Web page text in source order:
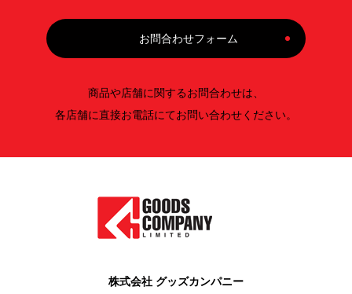
お問合わせフォーム
商品や店舗に関するお問合わせは、
各店舗に直接お電話にてお問い合わせください。
株式会社 グッズカンパニー